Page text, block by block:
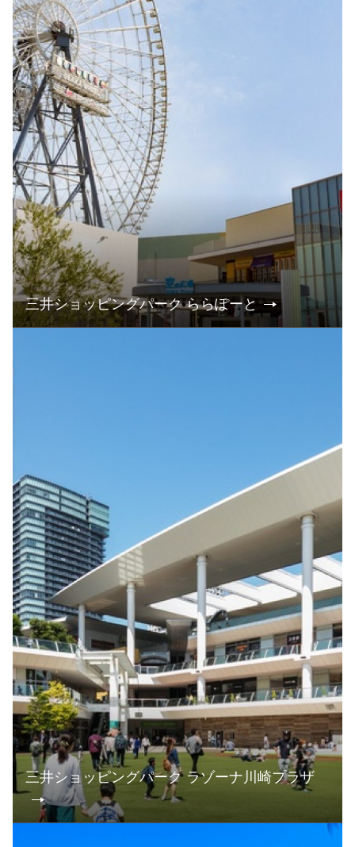
三井ショッピングパーク ららぽーと
三井ショッピングパーク ラゾーナ川崎プラザ